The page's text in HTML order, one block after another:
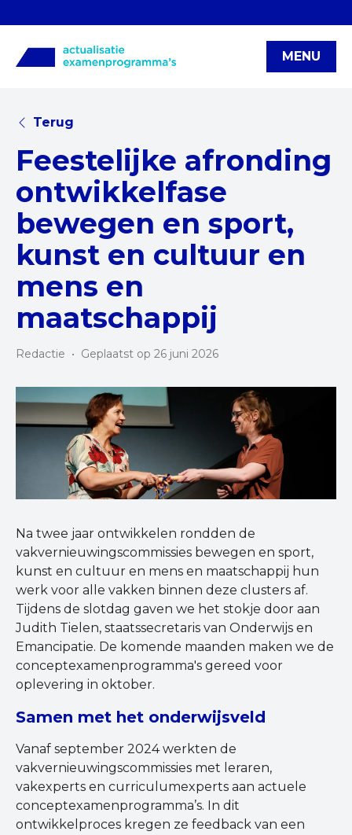
MENU
Terug
Feestelijke afronding
ontwikkelfase
bewegen en sport,
kunst en cultuur en
mens en
maatschappij
Redactie • Geplaatst op 26 juni 2026
Na twee jaar ontwikkelen rondden de
vakvernieuwingscommissies bewegen en sport,
kunst en cultuur en mens en maatschappij hun
werk voor alle vakken binnen deze clusters af.
Tijdens de slotdag gaven we het stokje door aan
Judith Tielen, staatssecretaris van Onderwijs en
Emancipatie. De komende maanden maken we de
conceptexamenprogramma's gereed voor
oplevering in oktober.
Samen met het onderwijsveld
Vanaf september 2024 werkten de
vakvernieuwingscommissies met leraren,
vakexperts en curriculumexperts aan actuele
conceptexamenprogramma’s. In dit
ontwikkelproces kregen ze feedback van een